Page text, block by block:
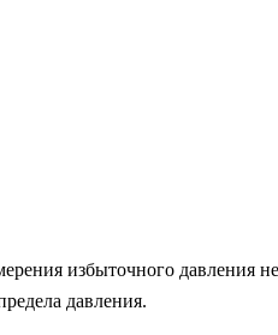
избыточного давления
давления.